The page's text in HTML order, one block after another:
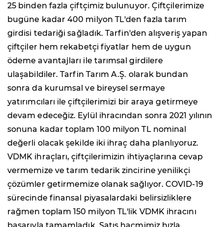
25 binden fazla çiftçimiz bulunuyor. Çiftçilerimize
bugüne kadar 400 milyon TL'den fazla tarım
girdisi tedariği sağladık. Tarfin'den alışveriş yapan
çiftçiler hem rekabetçi fiyatlar hem de uygun
ödeme avantajları ile tarımsal girdilere
ulaşabildiler. Tarfin Tarım A.Ş. olarak bundan
sonra da kurumsal ve bireysel sermaye
yatırımcıları ile çiftçilerimizi bir araya getirmeye
devam edeceğiz. Eylül ihracından sonra 2021 yılının
sonuna kadar toplam 100 milyon TL nominal
değerli olacak şekilde iki ihraç daha planlıyoruz.
VDMK ihraçları, çiftçilerimizin ihtiyaçlarına cevap
vermemize ve tarım tedarik zincirine yenilikçi
çözümler getirmemize olanak sağlıyor. COVID-19
sürecinde finansal piyasalardaki belirsizliklere
rağmen toplam 150 milyon TL'lik VDMK ihracını
başarıyla tamamladık. Satış hacmimiz hızla